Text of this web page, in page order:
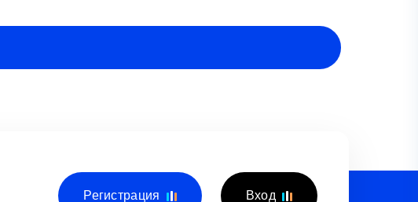
Регистрация Вход